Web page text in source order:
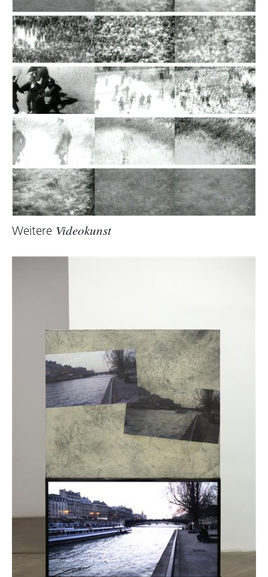
Weitere Videokunst